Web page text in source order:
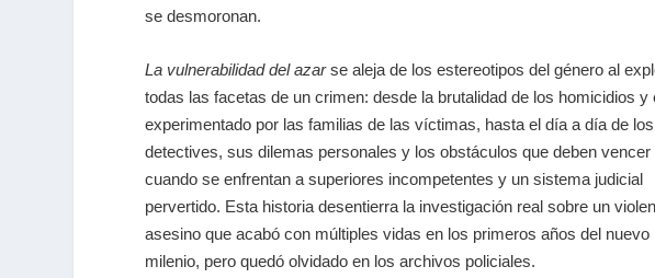
se desmoronan.
La vulnerabilidad del azarse aleja de los estereotipos del género al
todas las facetas de un crimen: desde la brutalidad de los homicidios y
experimentado por las familias de las víctimas, hasta el día a día de los
detectives, sus dilemas personales y los obstáculos que deben vencer
cuando se enfrentan a superiores incompetentes y un sistema judicial
pervertido. Esta historia desentierra la investigación real sobre un
asesino que acabó con múltiples vidas en los primeros años del nuevo
milenio, pero quedó olvidado en los archivos policiales.